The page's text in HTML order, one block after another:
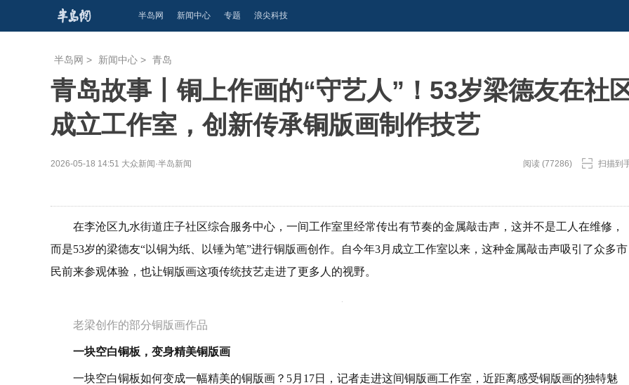
半岛网 新闻中心 专题 浪尖科技
半岛网 > 新闻中心 > 青岛
青岛故事丨铜上作画的“守艺人”！53岁梁德友在社
成立工作室，创新传承铜版画制作技艺
2026-05-18 14:51 大众新闻·半岛新闻 阅读 (77286) 扫描到
在李沧区九水街道庄子社区综合服务中心，一间工作室里经常传出有节奏的金属敲击声，这并不是工人在维修，
而是53岁的梁德友“以铜为纸、以锤为笔”进行铜版画创作。自今年3月成立工作室以来，这种金属敲击声吸引了众多市
民前来参观体验，也让铜版画这项传统技艺走进了更多人的视野。
老梁创作的部分铜版画作品
一块空白铜板，变身精美铜版画
一块空白铜板如何变成一幅精美的铜版画？5月17日，记者走进这间铜版画工作室，近距离感受铜版画的独特魅